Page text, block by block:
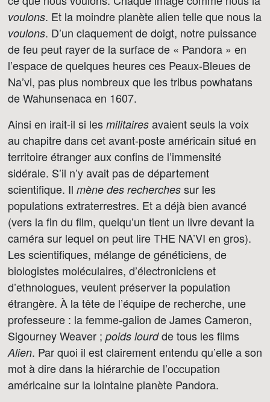
voulons. Et la moindre planète alien telle que nous la
voulons. D’un claquement de doigt, notre puissance
de feu peut rayer de la surface de « Pandora » en
l’espace de quelques heures ces Peaux-Bleues de
Na’vi, pas plus nombreux que les tribus powhatans
de Wahunsenaca en 1607.
Ainsi en irait-il si les militaires avaient seuls la voix
au chapitre dans cet avant-poste américain situé en
territoire étranger aux confins de l’immensité
sidérale. S’il n’y avait pas de département
scientifique. Il mène des recherches sur les
populations extraterrestres. Et a déjà bien avancé
(vers la fin du film, quelqu’un tient un livre devant la
caméra sur lequel on peut lire THE NA’VI en gros).
Les scientifiques, mélange de généticiens, de
biologistes moléculaires, d’électroniciens et
d’ethnologues, veulent préserver la population
étrangère. À la tête de l’équipe de recherche, une
professeure : la femme-galion de James Cameron,
Sigourney Weaver ; poids lourdde tous les films
Alien. Par quoi il est clairement entendu qu’elle a son
mot à dire dans la hiérarchie de l’occupation
américaine sur la lointaine planète Pandora.